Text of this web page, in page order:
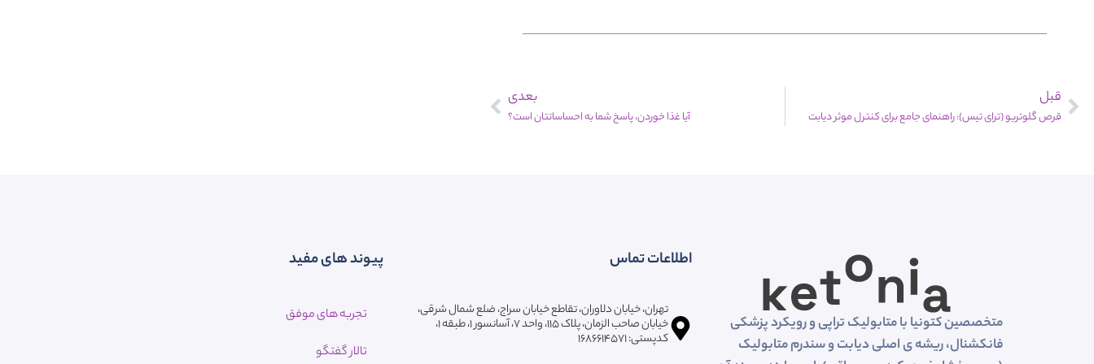
قبل
قرص گلوتریو (ترای تیس): راهنمای جامع برای کنترل موثر دیابت
بعدی
آیا غذا خوردن، پاسخ شما به احساساتتان است؟
متخصصین کتونیا با متابولیک تراپی و رویکرد پزشکی
فانکشنال، ریشه ی اصلی دیابت و سندرم متابولیک
اطلاعات تماس
تهران، خیابان دلاوران، تقاطع خیابان سراج، ضلع شمال شرقی،
خیابان صاحب الزمان، پلاک ۱۱۵، واحد ۷، آسانسور ۱، طبقه 1،
کدپستی: ۱۶۸۶۶۱۴۵۷۱
پیوند های مفید
تجربه های موفق
تالار گفتگو